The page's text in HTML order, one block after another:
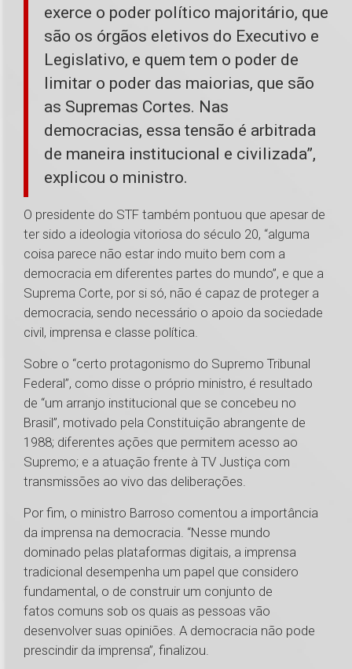
exerce o poder político majoritário, que
são os órgãos eletivos do Executivo e
Legislativo, e quem tem o poder de
limitar o poder das maiorias, que são
as Supremas Cortes. Nas
democracias, essa tensão é arbitrada
de maneira institucional e civilizada”,
explicou o ministro.
O presidente do STF também pontuou que apesar de
ter sido a ideologia vitoriosa do século 20, “alguma
coisa parece não estar indo muito bem com a
democracia em diferentes partes do mundo”, e que a
Suprema Corte, por si só, não é capaz de proteger a
democracia, sendo necessário o apoio da sociedade
civil, imprensa e classe política.
Sobre o “certo protagonismo do Supremo Tribunal
Federal”, como disse o próprio ministro, é resultado
de “um arranjo institucional que se concebeu no
Brasil”, motivado pela Constituição abrangente de
1988; diferentes ações que permitem acesso ao
Supremo; e a atuação frente à TV Justiça com
transmissões ao vivo das deliberações.
Por fim, o ministro Barroso comentou a importância
da imprensa na democracia. “Nesse mundo
dominado pelas plataformas digitais, a imprensa
tradicional desempenha um papel que considero
fundamental, o de construir um conjunto de
fatos comuns sob os quais as pessoas vão
desenvolver suas opiniões. A democracia não pode
prescindir da imprensa”, finalizou.